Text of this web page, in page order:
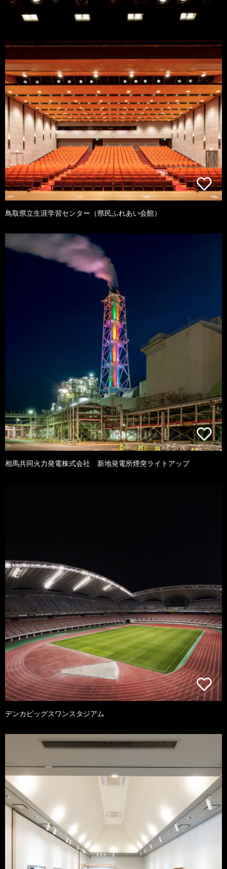
鳥取県立生涯学習センター（県民ふれあい会館）
相馬共同火力発電株式会社 新地発電所煙突ライトアップ
デンカビッグスワンスタジアム